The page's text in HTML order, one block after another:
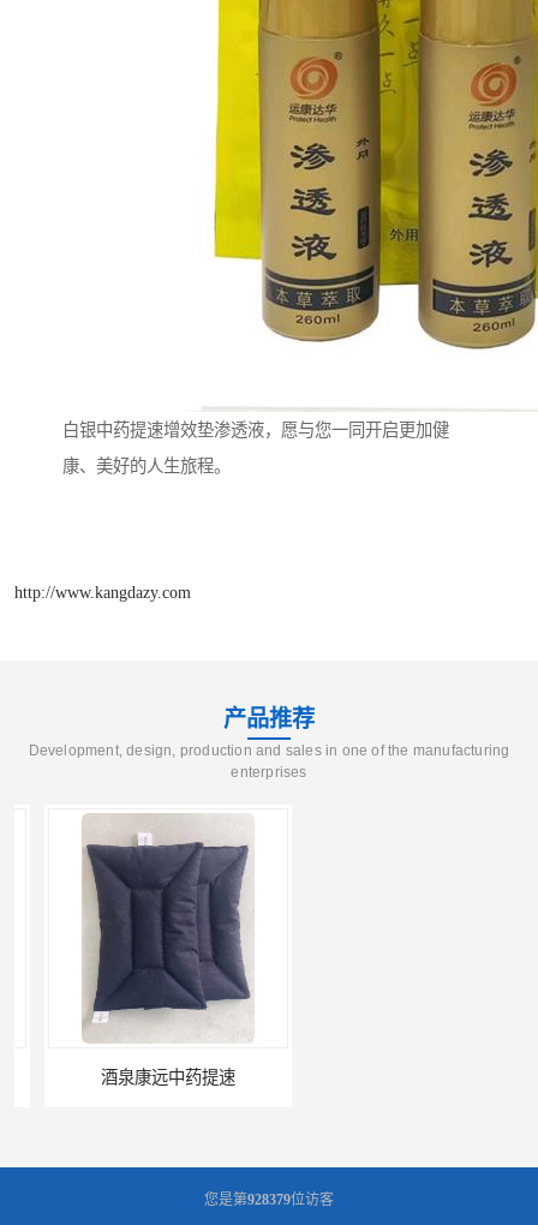
白银中药提速增效垫渗透液，愿与您一同开启更加健
康、美好的人生旅程。
http://www.kangdazy.com
产品推荐
Development, design, production and sales in one of the manufacturing
enterprises
酒泉康远中药提速
您是第928379位访客